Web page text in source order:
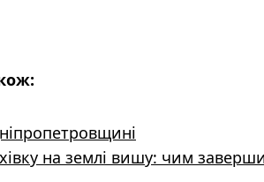
на землі вишу: чим